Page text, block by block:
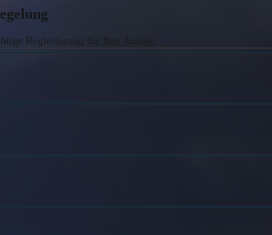
Reglerlösung für Ihre Anlage.